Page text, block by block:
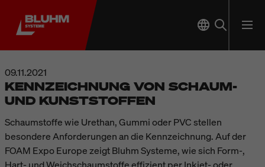
09.11.2021
KENNZEICHNUNG VON SCHAUM-
UND KUNSTSTOFFEN
Schaumstoffe wie Urethan, Gummi oder PVC stellen
besondere Anforderungen an die Kennzeichnung. Auf der
FOAM Expo Europe zeigt Bluhm Systeme, wie sich Form-,